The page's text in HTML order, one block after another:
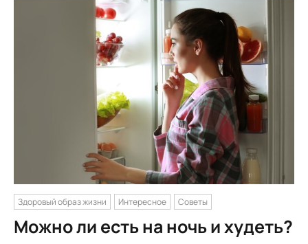
Здоровый образ жизни Интересное Советы
Можно ли есть на ночь и худеть?